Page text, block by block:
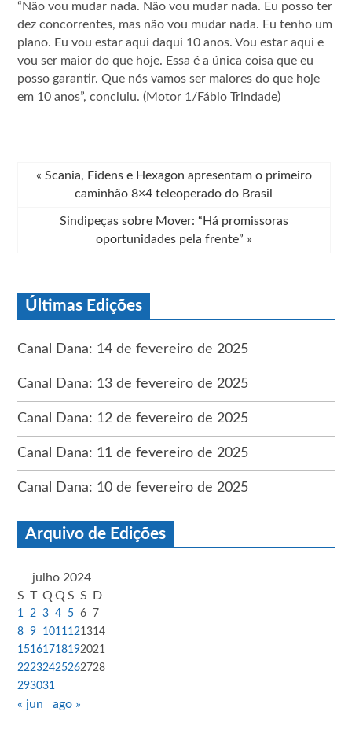
“Não vou mudar nada. Não vou mudar nada. Eu posso ter
dez concorrentes, mas não vou mudar nada. Eu tenho um
plano. Eu vou estar aqui daqui 10 anos. Vou estar aqui e
vou ser maior do que hoje. Essa é a única coisa que eu
posso garantir. Que nós vamos ser maiores do que hoje
em 10 anos”, concluiu. (Motor 1/Fábio Trindade)
« Scania, Fidens e Hexagon apresentam o primeiro
caminhão 8×4 teleoperado do Brasil
Sindipeças sobre Mover: “Há promissoras
oportunidades pela frente” »
Últimas Edições
Canal Dana: 14 de fevereiro de 2025
Canal Dana: 13 de fevereiro de 2025
Canal Dana: 12 de fevereiro de 2025
Canal Dana: 11 de fevereiro de 2025
Canal Dana: 10 de fevereiro de 2025
Arquivo de Edições
julho 2024
S T Q Q S S D
1 2 3 4 5 6
7
8 9 1011 121314
15161718192021
22232425262728
293031
« jun ago »